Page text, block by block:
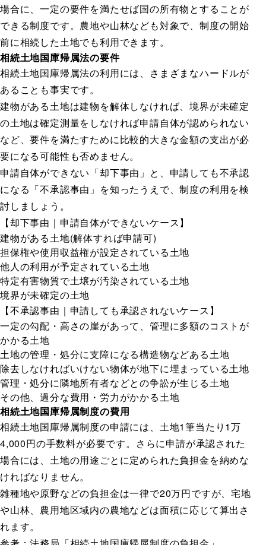
場合に、一定の要件を満たせば国の所有物とすることが
できる制度です。農地や山林なども対象で、制度の開始
前に相続した土地でも利用できます。
相続土地国庫帰属法の要件
相続土地国庫帰属法の利用には、さまざまなハードルが
あることも事実です。
建物がある土地は建物を解体しなければ、境界が未確定
の土地は確定測量をしなければ申請自体が認められない
など、要件を満たすために比較的大きな金額の支出が必
要になる可能性も否めません。
申請自体ができない「却下事由」と、申請しても不承認
になる「不承認事由」を知ったうえで、制度の利用を検
討しましょう。
【却下事由｜申請自体ができないケース】
建物がある土地(解体すれば申請可)
担保権や使用収益権が設定されている土地
他人の利用が予定されている土地
特定有害物質で土壌が汚染されている土地
境界が未確定の土地
【不承認事由｜申請しても承認されないケース】
一定の勾配・高さの崖があって、管理に多額のコストが
かかる土地
土地の管理・処分に支障になる構造物などある土地
除去しなければいけない物体が地下に埋まっている土地
管理・処分に隣地所有者などとの争訟が生じる土地
その他、過分な費用・労力がかかる土地
相続土地国庫帰属制度の費用
相続土地国庫帰属制度の申請には、土地1筆当たり1万
4,000円の手数料が必要です。さらに申請が承認された
場合には、土地の用途ごとに定められた負担金を納めな
ければなりません。
雑種地や原野などの負担金は一律で20万円ですが、宅地
や山林、農用地区域内の農地などは面積に応じて算出さ
れます。